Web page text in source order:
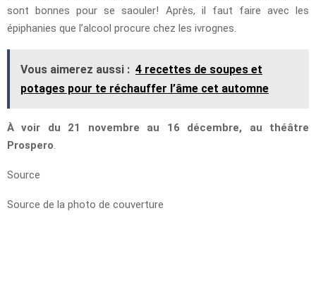
sont bonnes pour se saouler! Après, il faut faire avec les
épiphanies que l’alcool procure chez les ivrognes.
Vous aimerez aussi : 4 recettes de soupes et
potages pour te réchauffer l’âme cet automne
À voir du 21 novembre au 16 décembre, au théâtre
Prospero
Source
Source de la photo de couverture